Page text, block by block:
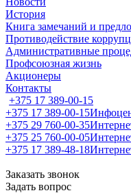
История
Книга замечаний и
Противодействие
Административные
Профсоюзная жизнь
Акционеры
Контакты
+375 17 389-00-15
+375 17 389-00-15
+375 29 760-00-35
+375 25 760-00-05
+375 17 389-48-18
Заказать звонок
Задать вопрос